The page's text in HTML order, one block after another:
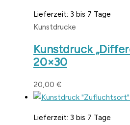
Lieferzeit: 3 bis 7 Tage
Kunstdrucke
Kunstdruck
20×30
20,00 €
Lieferzeit: 3 bis 7 Tage